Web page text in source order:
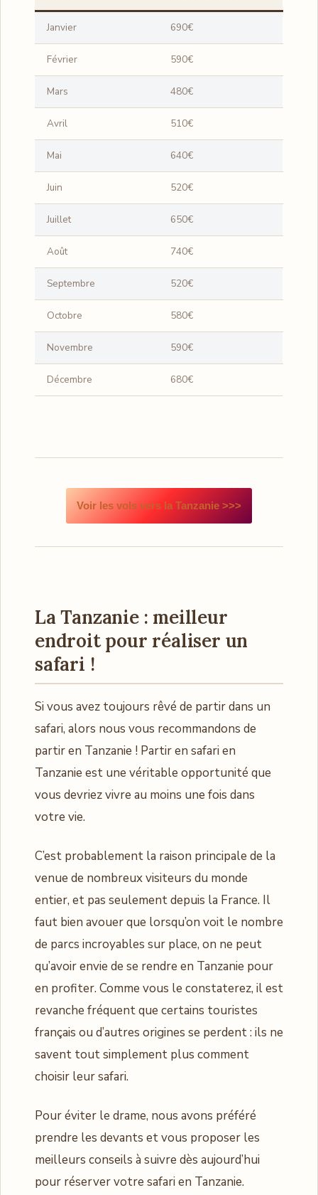
Janvier 690€
Février 590€
Mars 480€
Avril 510€
Mai 640€
Juin 520€
Juillet 650€
Août 740€
Septembre 520€
Octobre 580€
Novembre 590€
Décembre 680€
Voir les vols vers la Tanzanie >>>
La Tanzanie : meilleur
endroit pour réaliser un
safari !
Si vous avez toujours rêvé de partir dans un
safari, alors nous vous recommandons de
partir en Tanzanie ! Partir en safari en
Tanzanie est une véritable opportunité que
vous devriez vivre au moins une fois dans
votre vie.
C’est probablement la raison principale de la
venue de nombreux visiteurs du monde
entier, et pas seulement depuis la France. Il
faut bien avouer que lorsqu’on voit le nombre
de parcs incroyables sur place, on ne peut
qu’avoir envie de se rendre en Tanzanie pour
en profiter. Comme vous le constaterez, il est
revanche fréquent que certains touristes
français ou d’autres origines se perdent : ils ne
savent tout simplement plus comment
choisir leur safari.
Pour éviter le drame, nous avons préféré
prendre les devants et vous proposer les
meilleurs conseils à suivre dès aujourd’hui
pour réserver votre safari en Tanzanie.